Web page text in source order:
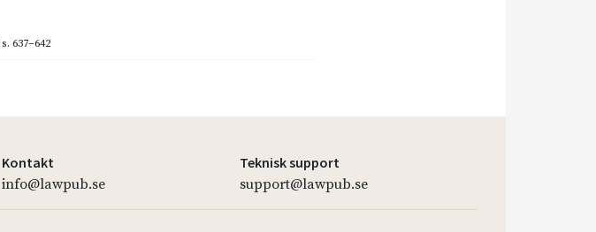
s. 637–642
Kontakt
info@lawpub.se
Teknisk support
support@lawpub.se